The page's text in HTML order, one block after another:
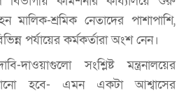
শ্রমিক নেতাদের পাশাপাশি,
পর্যায়ের কর্মকর্তারা অংশ নেন।
দাওয়াগুলো সংশ্লিষ্ট মন্ত্রনালয়ের
হবে- এমন একটা আশ্বাসের